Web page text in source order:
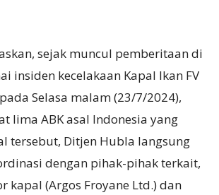
sejak muncul pemberitaan di
insiden kecelakaan Kapal Ikan FV
Selasa malam (23/7/2024),
lima ABK asal Indonesia yang
tersebut, Ditjen Hubla langsung
dengan pihak-pihak terkait,
kapal (Argos Froyane Ltd.) dan